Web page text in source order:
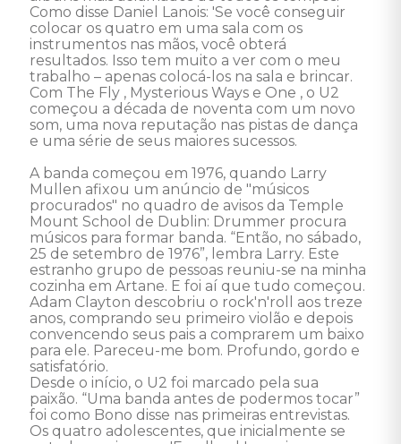
Como disse Daniel Lanois: 'Se você conseguir
colocar os quatro em uma sala com os
instrumentos nas mãos, você obterá
resultados. Isso tem muito a ver com o meu
trabalho – apenas colocá-los na sala e brincar.
Com The Fly , Mysterious Ways e One , o U2
começou a década de noventa com um novo
som, uma nova reputação nas pistas de dança
e uma série de seus maiores sucessos.
A banda começou em 1976, quando Larry
Mullen afixou um anúncio de "músicos
procurados" no quadro de avisos da Temple
Mount School de Dublin: Drummer procura
músicos para formar banda. “Então, no sábado,
25 de setembro de 1976”, lembra Larry. Este
estranho grupo de pessoas reuniu-se na minha
cozinha em Artane. E foi aí que tudo começou.
Adam Clayton descobriu o rock'n'roll aos treze
anos, comprando seu primeiro violão e depois
convencendo seus pais a comprarem um baixo
para ele. Pareceu-me bom. Profundo, gordo e
satisfatório.
Desde o início, o U2 foi marcado pela sua
paixão. “Uma banda antes de podermos tocar”
foi como Bono disse nas primeiras entrevistas.
Os quatro adolescentes, que inicialmente se